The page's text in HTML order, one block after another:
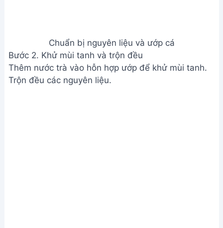
Chuẩn bị nguyên liệu và ướp cá
Bước 2. Khử mùi tanh và trộn đều
Thêm nước trà vào hỗn hợp ướp để khử mùi tanh.
Trộn đều các nguyên liệu.